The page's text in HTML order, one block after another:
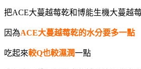
把ACE大蔓越莓乾和博能生機大蔓越
因為ACE大蔓越莓乾的水分要多一點
吃起來較Q也較濕潤一點